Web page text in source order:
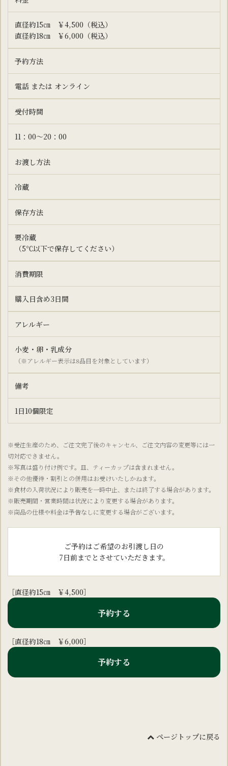
直径約15㎝ ￥4,500（税込）
直径約18㎝ ￥6,000（税込）
予約方法
電話 または オンライン
受付時間
11：00～20：00
お渡し方法
冷蔵
保存方法
要冷蔵
（5℃以下で保存してください）
消費期限
購入日含め3日間
アレルギー
小麦・卵・乳成分
（※アレルギー表示は8品目を対象としています）
備考
1日10個限定
※受注生産のため、ご注文完了後のキャンセル、ご注文内容の変更等には一
切対応できません。
※写真は盛り付け例です。皿、ティーカップは含まれません。
※その他優待・割引との併用はお受けいたしかねます。
※食材の入荷状況により販売を一時中止、または終了する場合があります。
※販売期間・営業時間は状況により変更する場合があります。
※商品の仕様や料金は予告なしに変更する場合がございます。
ご予約はご希望のお引渡し日の
7日前までとさせていただきます。
［直径約15㎝ ￥4,500］
予約する
［直径約18㎝ ￥6,000］
予約する
ページトップに戻る